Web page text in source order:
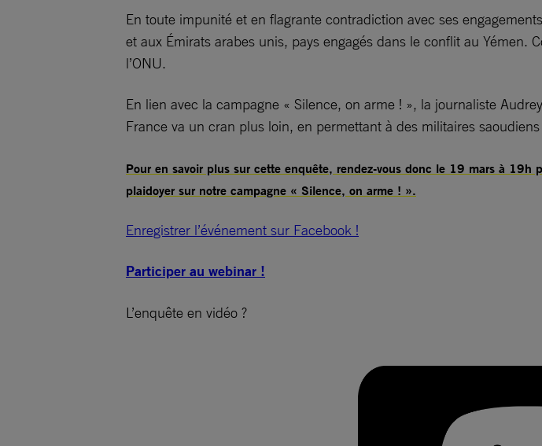
En toute impunité et en flagrante contradiction avec ses
et aux Émirats arabes unis, pays engagés dans le conflit au
l’ONU.
En lien avec la campagne « Silence, on arme ! », la journaliste
France va un cran plus loin, en permettant à des militaires
Pour en savoir plus sur cette enquête, rendez-vous donc le 19 mars à
plaidoyer sur notre campagne « Silence, on arme ! ».
Enregistrer l’événement sur Facebook !
Participer au webinar !
L’enquête en vidéo ?